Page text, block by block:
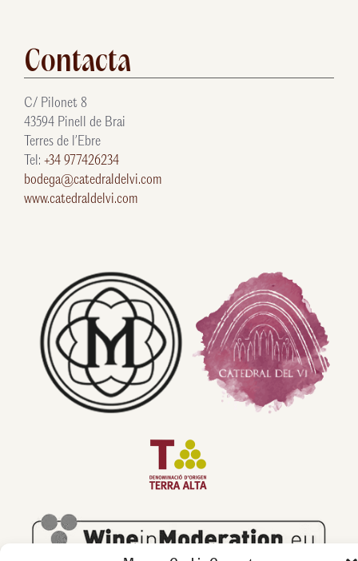
Contacta
C/ Pilonet 8
43594 Pinell de Brai
Terres de l’Ebre
Tel: +34 977426234
bodega@catedraldelvi.com
www.catedraldelvi.com